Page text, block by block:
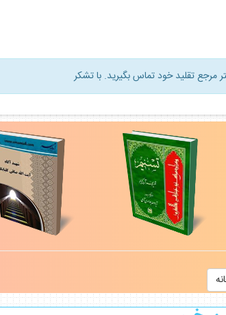
مرجع تقليد خود تماس بگيريد. با تشكر